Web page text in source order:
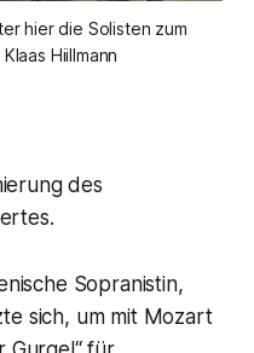
hier die Solisten zum
Hiillmann
des
Sopranistin,
sich, um mit Mozart